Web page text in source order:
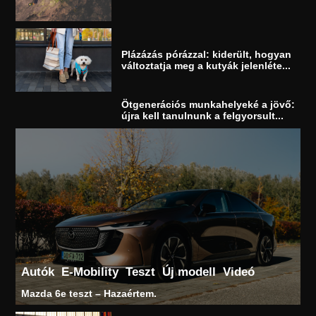
Plázázás pórázzal: kiderült, hogyan
változtatja meg a kutyák jelenléte...
Ötgenerációs munkahelyeké a jövő:
újra kell tanulnunk a felgyorsult...
Autók E-Mobility Teszt Új modell Videó
Mazda 6e teszt – Hazaértem.